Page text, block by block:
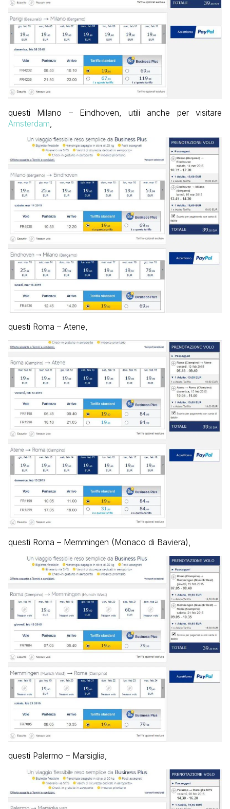
questi Milano – Eindhoven, utili anche per visitare
Amsterdam,
questi Roma – Atene,
questi Roma – Memmingen (Monaco di Baviera),
questi Palermo – Marsiglia,